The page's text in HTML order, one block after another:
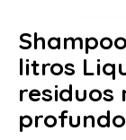
litros
residuos
profundo